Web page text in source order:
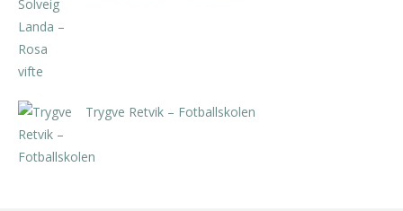
Trygve Retvik – Fotballskolen